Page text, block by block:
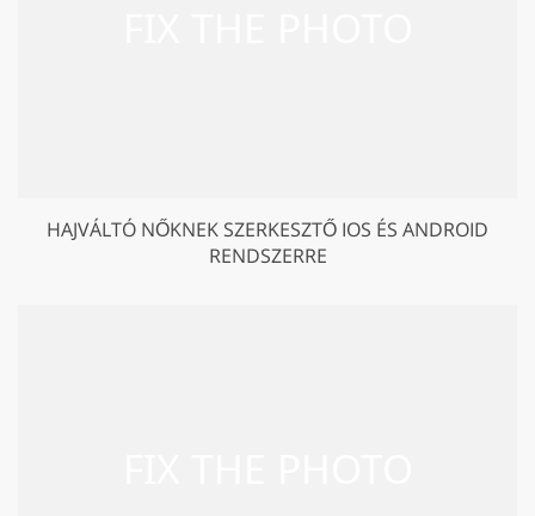
HAJVÁLTÓ NŐKNEK SZERKESZTŐ IOS ÉS ANDROID
RENDSZERRE